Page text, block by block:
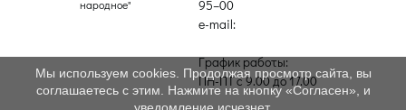
народное"
95–00
e-mail:
График работы:
ПН-ПТ с 9.00 до 17.00
Мы используем cookies. Продолжая просмотр сайта, вы
соглашаетесь с этим. Нажмите на кнопку «Согласен», и